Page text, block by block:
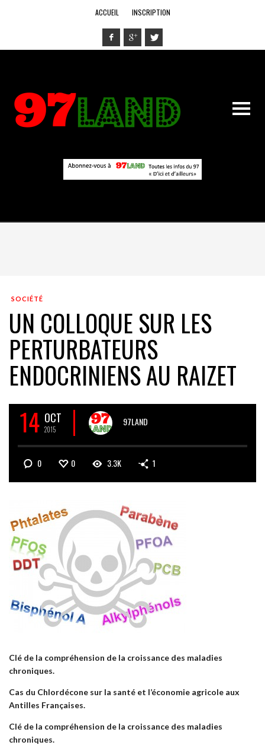
ACCUEIL INSCRIPTION
SOCIÉTÉ
UN COLLOQUE SUR LES
PERTURBATEURS
ENDOCRINIENS AU RAIZET
14 OCT
2015
97LAND
0 0 3.3K 1
Clé de la compréhension de la croissance des maladies
chroniques.
Cas du Chlordécone sur la santé et l’économie agricole aux
Antilles Françaises.
Clé de la compréhension de la croissance des maladies
chroniques.